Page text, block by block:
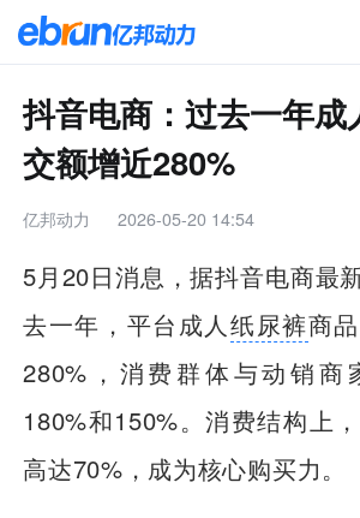
抖音电商：过去一年成
交额增近280%
亿邦动力 2026-05-20 14:54
5月20日消息，据抖音电商最
去一年，平台成人纸尿裤商
280%，消费群体与动销商
180%和150%。消费结构上
高达70%，成为核心购买力。